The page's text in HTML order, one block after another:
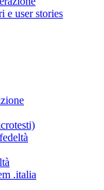
e user stories
.italia